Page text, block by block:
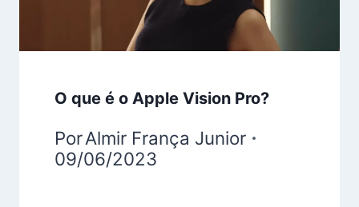
O que é o Apple Vision Pro?
PorAlmir França Junior
09/06/2023